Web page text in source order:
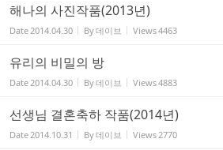
해나의 사진작품(2013년)
Date 2014.04.30 By데이브 Views4463
유리의 비밀의 방
Date 2014.04.30 By데이브 Views4883
선생님 결혼축하 작품(2014년)
Date 2014.10.31 By데이브 Views 2770